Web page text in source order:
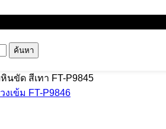
ค้นหา
นขัด สีเทา FT-P9845